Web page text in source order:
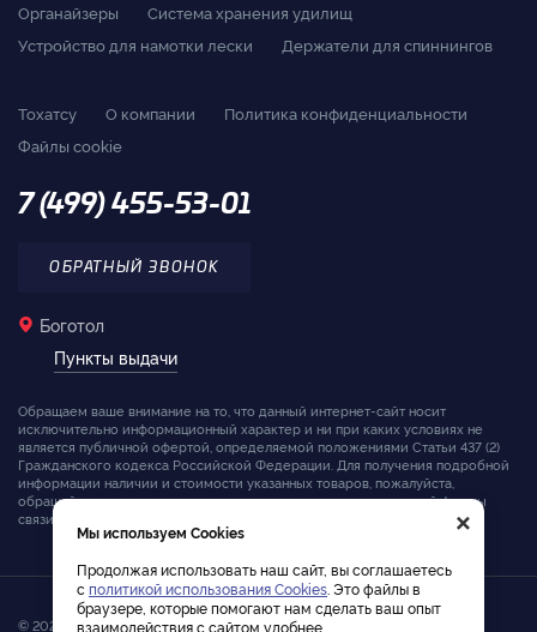
Органайзеры
Система хранения удилищ
Устройство для намотки лески
Держатели для спиннингов
Тохатсу О компании
Политика конфиденциальности
Файлы cookie
7 (499) 455-53-01
ОБРАТНЫЙ ЗВОНОК
Боготол
Пункты выдачи
Обращаем ваше внимание на то, что данный интернет-сайт носит
исключительно информационный характер и ни при каких условиях не
является публичной офертой, определяемой положениями Статьи 437 (2)
Гражданского кодекса Российской Федерации. Для получения подробной
информации наличии и стоимости указанных товаров, пожалуйста,
обращайтесь к менеджерам компании с помощью специальной формы
связи на сайте или по телефону.
© 2026. Интернет-магазин лодочных моторов Tohatsu
×
Мы используем Cookies
Продолжая использовать наш сайт, вы соглашаетесь
с политикой использования Cookies . Это файлы в
браузере, которые помогают нам сделать ваш опыт
взаимодействия с сайтом удобнее.